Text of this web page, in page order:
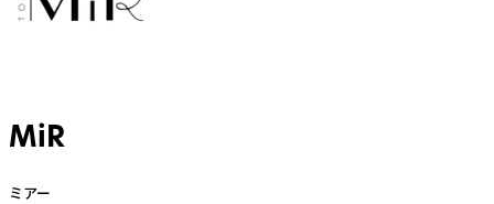
MiR
ミアー